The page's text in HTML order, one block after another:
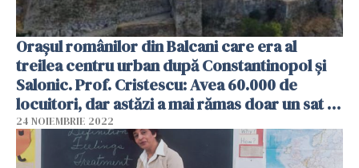
Orașul românilor din Balcani care era al
treilea centru urban după Constantinopol și
Salonic. Prof. Cristescu: Avea 60.000 de
locuitori, dar astăzi a mai rămas doar un sat în
sudul Albaniei
24 NOIEMBRIE 2022